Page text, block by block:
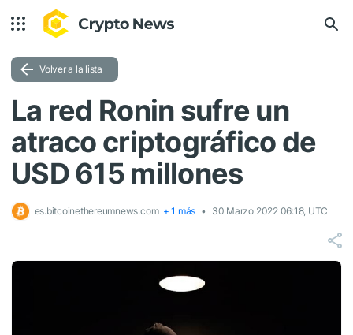
Volver a la lista
La red Ronin sufre un
atraco criptográfico de
USD 615 millones
es.bitcoinethereumnews.com + 1 más 30 Marzo 2022 06:18, UTC